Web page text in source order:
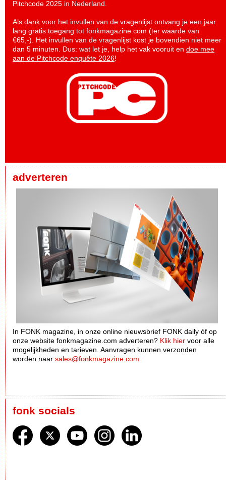
Pitchcode 2025 in Nederland.
Als dank voor het invullen van de vragenlijst ontvang je een jaar
lang gratis toegang tot fonkmagazine.com (ter waarde van
€65,-). Het invullen van de vragenlijst kost je bovendien niet meer
dan 5 minuten. Dus: wat let je, help het vak vooruit en doe mee
aan de Pitchcode enquête 2026!
adverteren
In FONK magazine, in onze online nieuwsbrief FONK daily óf op
onze website fonkmagazine.com adverteren? Klik hier voor alle
mogelijkheden en tarieven. Aanvragen kunnen verzonden
worden naar sales@fonkmagazine.com
fonk socials